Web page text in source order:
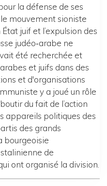
la défense de ses
mouvement sioniste
juif et l’expulsion des
judéo‐arabe ne
été recherchée et
et juifs dans des
et d'organisations
y a joué un rôle
du fait de l’action
appareils politiques des
des grands
bourgeoisie
de
ont organisé la division.